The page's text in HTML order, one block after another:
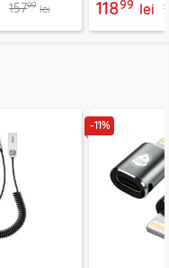
15799 lei 11899 lei
-11%